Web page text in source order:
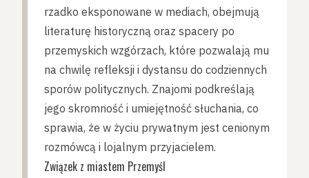
rzadko eksponowane w mediach, obejmują
literaturę historyczną oraz spacery po
przemyskich wzgórzach, które pozwalają mu
na chwilę refleksji i dystansu do codziennych
sporów politycznych. Znajomi podkreślają
jego skromność i umiejętność słuchania, co
sprawia, że w życiu prywatnym jest cenionym
rozmówcą i lojalnym przyjacielem.
Związek z miastem Przemyśl